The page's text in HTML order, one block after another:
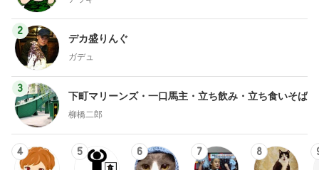
2
デカ盛りんぐ
ガデュ
3
下町マリーンズ・一口馬主・立ち飲み・立ち食いそば
柳橋二郎
4 5 6 7 8